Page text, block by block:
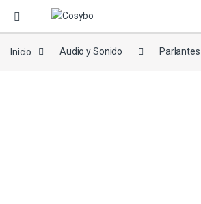
Inicio Audio y Sonido Parlantes